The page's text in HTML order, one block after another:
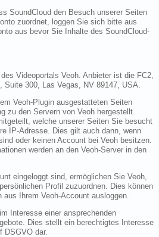
SoundCloud den Besuch unserer Seiten
zuordnet, loggen Sie sich bitte aus
aus bevor Sie Inhalte des SoundCloud-
Videoportals Veoh. Anbieter ist die FC2,
Suite 300, Las Vegas, NV 89147, USA.
Veoh-Plugin ausgestatteten Seiten
zu den Servern von Veoh hergestellt.
welche unserer Seiten Sie besucht
IP-Adresse. Dies gilt auch dann, wenn
oder keinen Account bei Veoh besitzen.
werden an den Veoh-Server in den
eingeloggt sind, ermöglichen Sie Veoh,
Profil zuzuordnen. Dies können
Ihrem Veoh-Account ausloggen.
Interesse einer ansprechenden
Dies stellt ein berechtigtes Interesse
DSGVO dar.